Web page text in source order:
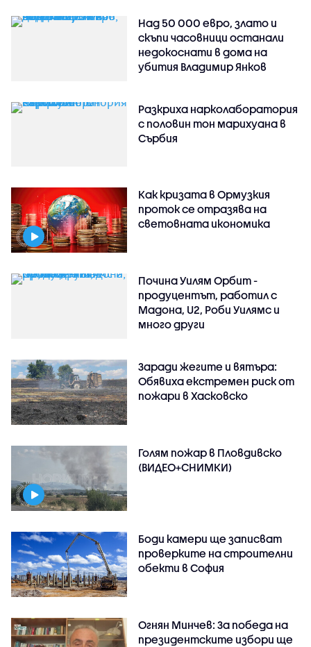
Над 50 000 евро, злато и
скъпи часовници останали
недокоснати в дома на
убития Владимир Янков
Разкриха нарколаборатория
с половин тон марихуана в
Сърбия
Как кризата в Ормузкия
проток се отразява на
световната икономика
Почина Уилям Орбит -
продуцентът, работил с
Мадона, U2, Роби Уилямс и
много други
Заради жегите и вятъра:
Обявиха екстремен риск от
пожари в Хасковско
Голям пожар в Пловдивско
(ВИДЕО+СНИМКИ)
Боди камери ще записват
проверките на строителни
обекти в София
Огнян Минчев: За победа на
президентските избори ще